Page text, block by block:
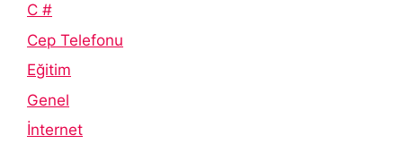
C #
Cep Telefonu
Eğitim
Genel
İnternet